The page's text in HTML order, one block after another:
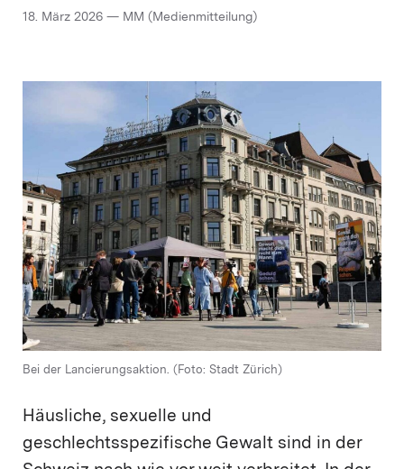
18. März 2026 — MM (Medienmitteilung)
Bei der Lancierungsaktion. (Foto: Stadt Zürich)
Häusliche, sexuelle und
geschlechtsspezifische Gewalt sind in der